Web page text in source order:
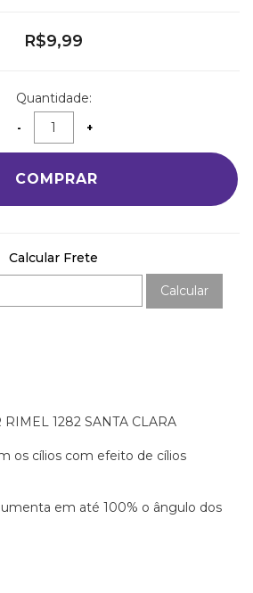
R$9,99
Quantidade:
COMPRAR
Calcular Frete
Calcular
1282 SANTA CLARA
os cílios com efeito de cílios
em até 100% o ângulo dos